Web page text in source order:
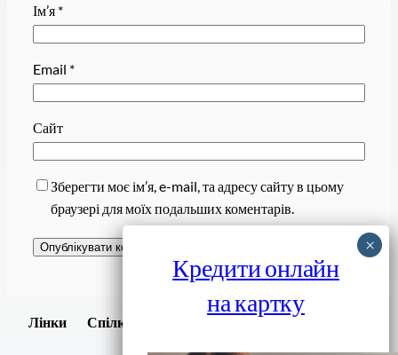
Ім’я *
Email *
Сайт
Зберегти моє ім’я, e-mail, та адресу сайту в цьому
браузері для моїх подальших коментарів.
Лінки Спілки
Завантажити
Кредити онлайн
на картку